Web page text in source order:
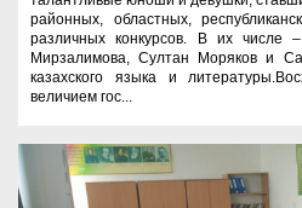
районных, областных,
различных конкурсов. В их числе
Мирзалимова, Султан Моряков и
казахского языка и
величием гос...